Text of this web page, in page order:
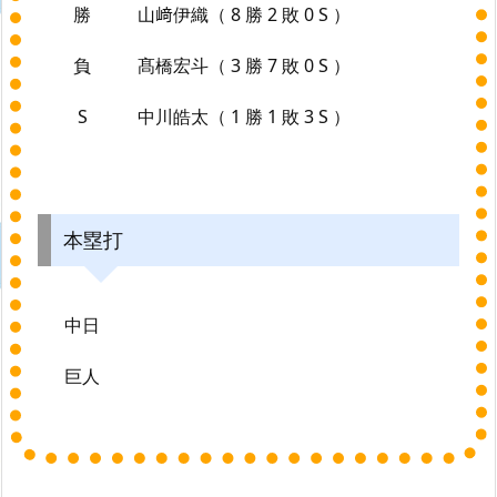
勝 山﨑伊織（ 8 勝 2 敗 0 S ）
負 髙橋宏斗（ 3 勝 7 敗 0 S ）
S 中川皓太（ 1 勝 1 敗 3 S ）
本塁打
中日
巨人